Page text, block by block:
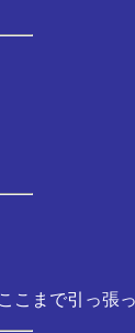
まで引っ張